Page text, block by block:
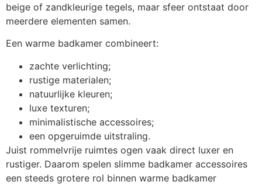
beige of zandkleurige tegels, maar sfeer ontstaat door
meerdere elementen samen.
Een warme badkamer combineert:
zachte verlichting;
rustige materialen;
natuurlijke kleuren;
luxe texturen;
minimalistische accessoires;
een opgeruimde uitstraling.
Juist rommelvrije ruimtes ogen vaak direct luxer en
rustiger. Daarom spelen slimme badkamer accessoires
een steeds grotere rol binnen warme badkamer